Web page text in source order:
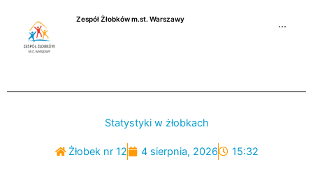
Zespół Żłobków m.st. Warszawy
···
Statystyki w żłobkach
Żłobek nr 12 4 sierpnia, 2026 15:32